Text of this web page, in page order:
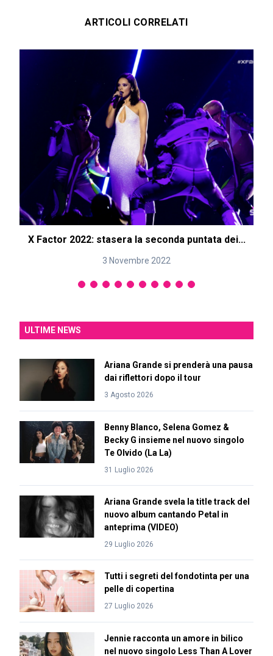
ARTICOLI CORRELATI
X Factor 2022: stasera la seconda puntata dei...
3 Novembre 2022
ULTIME NEWS
Ariana Grande si prenderà una pausa
dai riflettori dopo il tour
3 Agosto 2026
Benny Blanco, Selena Gomez &
Becky G insieme nel nuovo singolo
Te Olvido (La La)
31 Luglio 2026
Ariana Grande svela la title track del
nuovo album cantando Petal in
anteprima (VIDEO)
29 Luglio 2026
Tutti i segreti del fondotinta per una
pelle di copertina
27 Luglio 2026
Jennie racconta un amore in bilico
nel nuovo singolo Less Than A Lover